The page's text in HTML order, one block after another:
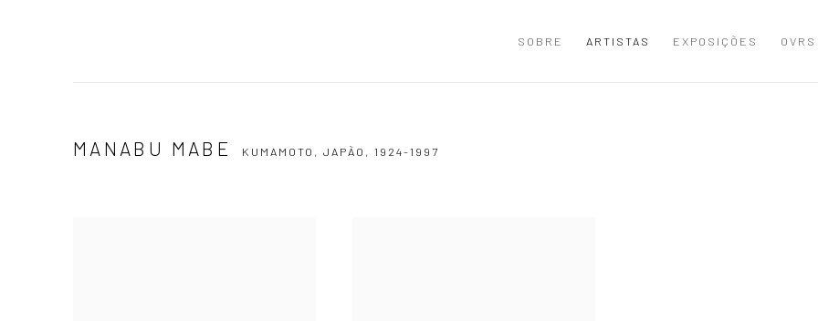
SOBRE ARTISTAS EXPOSIÇÕES OVRS
MANABU MABE KUMAMOTO, JAPÃO,1924-1997